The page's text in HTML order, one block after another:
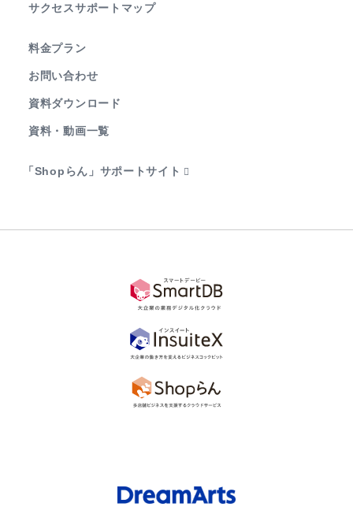
サクセスサポートマップ
料金プラン
お問い合わせ
資料ダウンロード
資料・動画一覧
「Shopらん」サポートサイト